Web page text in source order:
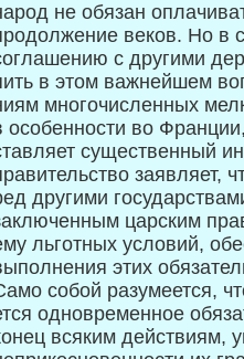
не обязан
веков. Но в
с другими
в этом важнейшем
многочисленных
особенности во
существенный
заявляет,
другими
царским
льготных условий,
этих
собой разумеется,
одновременное
всяким действиям,